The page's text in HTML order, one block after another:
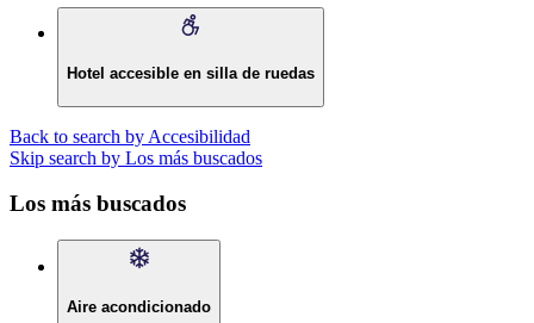
Hotel accesible en silla de ruedas
Back to search by Accesibilidad
Skip search by Los más buscados
Los más buscados
Aire acondicionado